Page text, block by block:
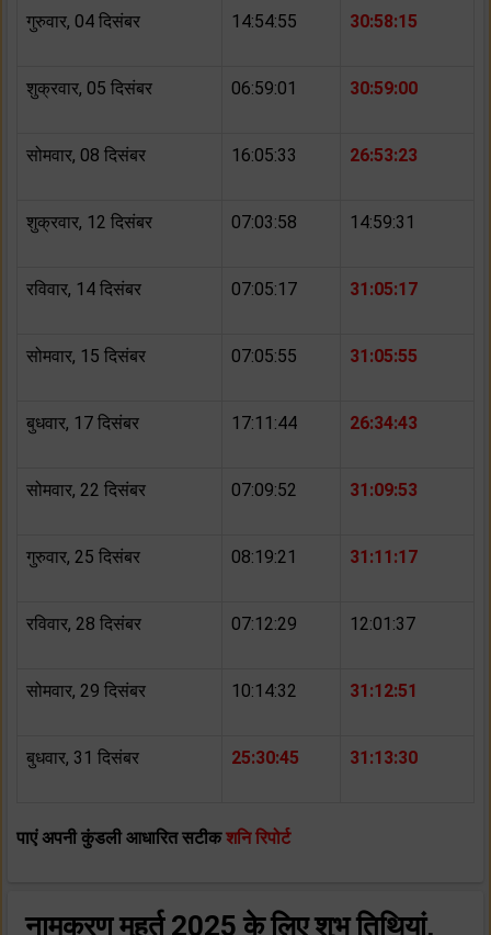
गुरुवार, 04 दिसंबर 14:54:55 30:58:15
शुक्रवार, 05 दिसंबर 06:59:01 30:59:00
सोमवार, 08 दिसंबर 16:05:33 26:53:23
शुक्रवार, 12 दिसंबर 07:03:58 14:59:31
रविवार, 14 दिसंबर 07:05:17 31:05:17
सोमवार, 15 दिसंबर 07:05:55 31:05:55
बुधवार, 17 दिसंबर 17:11:44 26:34:43
सोमवार, 22 दिसंबर 07:09:52 31:09:53
गुरुवार, 25 दिसंबर 08:19:21 31:11:17
रविवार, 28 दिसंबर 07:12:29 12:01:37
सोमवार, 29 दिसंबर 10:14:32 31:12:51
बुधवार, 31 दिसंबर 25:30:45 31:13:30
पाएं अपनी कुंडली आधारित सटीकशनि रिपोर्ट
नामकरण मुहूर्त 2025 के लिए शुभ तिथियां,